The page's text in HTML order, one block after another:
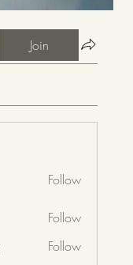
Join
Follow
Follow
Follow